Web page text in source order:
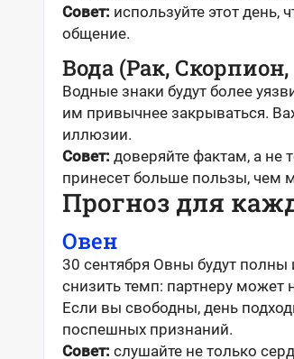
Совет: используйте этот день,
общение.
Вода (Рак,
Водные знаки будут более
им привычнее закрываться.
иллюзии.
Совет: доверяйте фактам, а не
принесет больше пользы, чем
Прогноз для
Овен
30 сентября Овны будут
снизить темп: партнеру может
Если вы свободны, день
поспешных признаний.
Совет: слушайте не только